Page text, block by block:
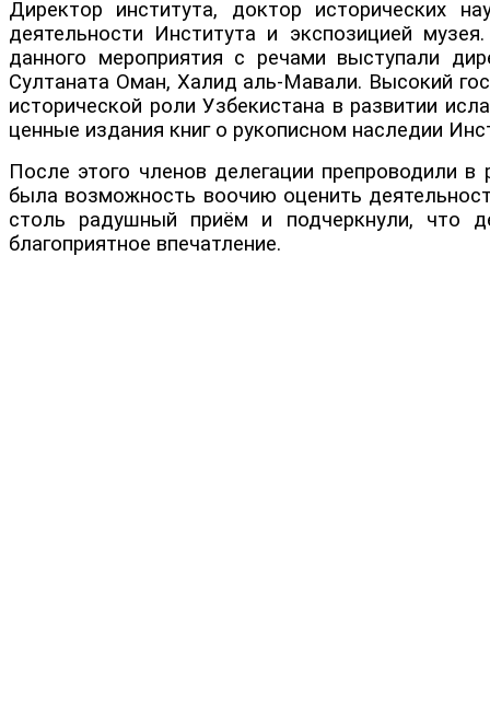
Директор института, доктор исторических
деятельности Института и экспозицией
данного мероприятия с речами выступали
Султаната Оман, Халид аль-Мавали. Высокий
исторической роли Узбекистана в развитии
ценные издания книг о рукописном наследии
После этого членов делегации препроводили
была возможность воочию оценить
столь радушный приём и подчеркнули, что
благоприятное впечатление.